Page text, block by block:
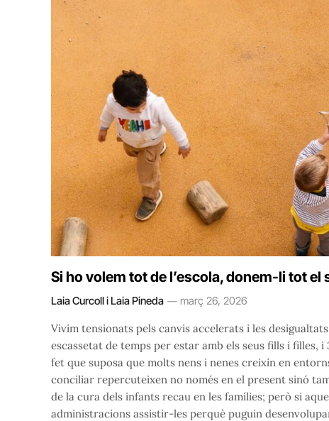
Si ho volem tot de l’escola, donem-li tot el
Laia Curcoll i Laia Pineda març 26, 2026
Vivim tensionats pels canvis accelerats i les
escassetat de temps per estar amb els seus fills i filles,
fet que suposa que molts nens i nenes creixin en
conciliar repercuteixen no només en el present sinó
de la cura dels infants recau en les famílies; però si
administracions assistir-les perquè puguin